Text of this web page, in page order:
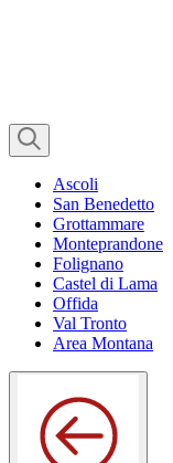
Ascoli
San Benedetto
Grottammare
Monteprandone
Folignano
Castel di Lama
Offida
Val Tronto
Area Montana